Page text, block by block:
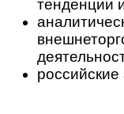
тенденции